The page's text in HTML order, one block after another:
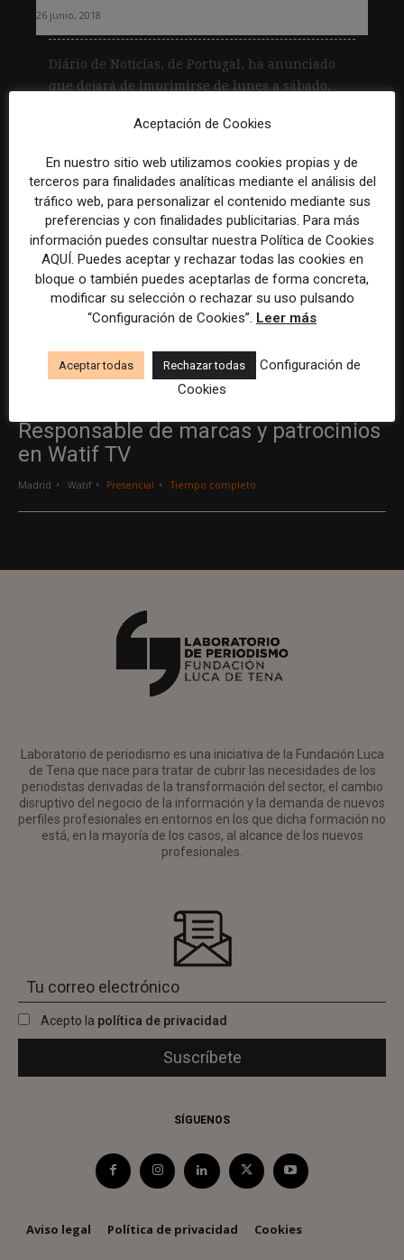
26 junio, 2018
Diário de Notícias, de Portugal, ha anunciado
que dejará de imprimirse de lunes a sábado,
Leer más
Becario/a de redes sociales y
creación de contenidos
Madrid ASE Athletics Híbrido Prácticas
Tiempo completo
Responsable de marcas y patrocinios
en Watif TV
Madrid Watif Presencial Tiempo completo
Laboratorio de periodismo es una iniciativa de la Fundación Luca
de Tena que nace para tratar de cubrir las necesidades de los
periodistas derivadas de la transformación del sector, el cambio
disruptivo del negocio de la información y la demanda de nuevos
perfiles profesionales en entornos en los que dicha formación no
está, en la mayoría de los casos, al alcance de los nuevos
profesionales.
Acepto la política de privacidad
SÍGUENOS
Aviso legal Política de privacidad Cookies
Aceptación de Cookies
En nuestro sitio web utilizamos cookies propias y de
terceros para finalidades analíticas mediante el análisis del
tráfico web, para personalizar el contenido mediante sus
preferencias y con finalidades publicitarias. Para más
información puedes consultar nuestra Política de Cookies
AQUÍ. Puedes aceptar y rechazar todas las cookies en
bloque o también puedes aceptarlas de forma concreta,
modificar su selección o rechazar su uso pulsando
“Configuración de Cookies”. Leer más
Aceptar todas Rechazar todas
Configuración de
Cookies